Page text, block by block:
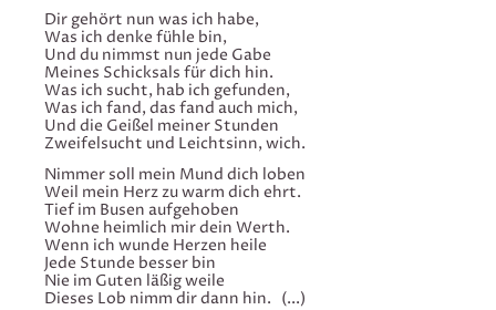
Dir gehört nun was ich habe,
Was ich denke fühle bin,
Und du nimmst nun jede Gabe
Meines Schicksals für dich hin.
Was ich sucht, hab ich gefunden,
Was ich fand, das fand auch mich,
Und die Geißel meiner Stunden
Zweifelsucht und Leichtsinn, wich.
Nimmer soll mein Mund dich loben
Weil mein Herz zu warm dich ehrt.
Tief im Busen aufgehoben
Wohne heimlich mir dein Werth.
Wenn ich wunde Herzen heile
Jede Stunde besser bin
Nie im Guten läßig weile
Dieses Lob nimm dir dann hin. (...)